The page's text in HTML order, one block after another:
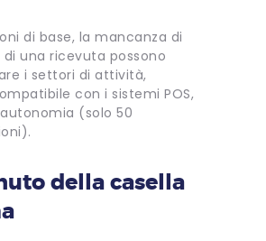
di base, la mancanza di
una ricevuta possono
i settori di attività,
con i sistemi POS,
(solo 50
della casella